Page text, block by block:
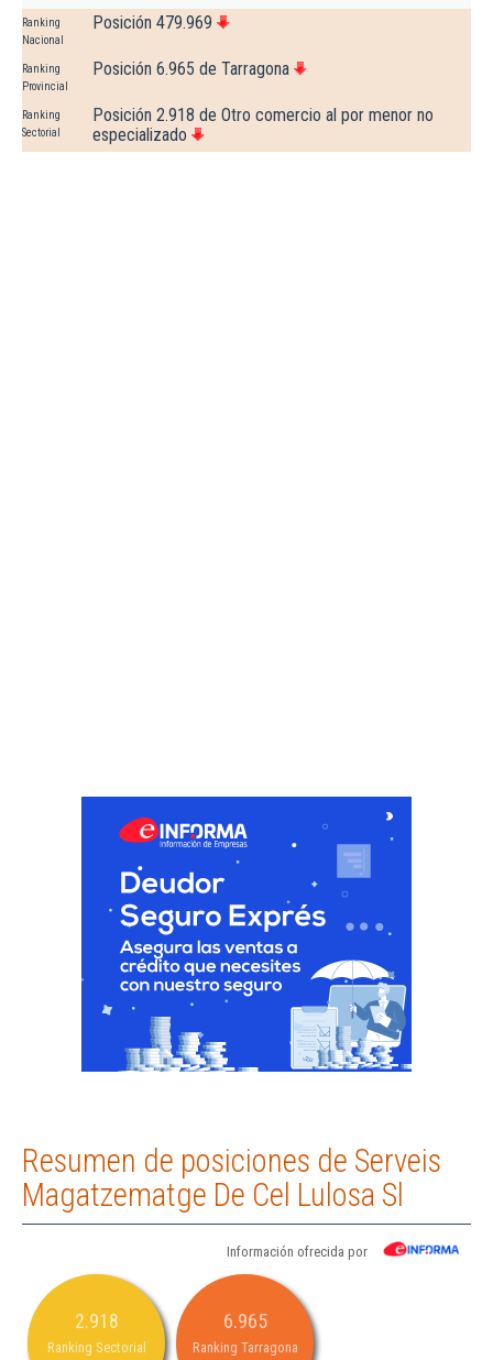
Ranking
Nacional
Posición 479.969
Ranking
Provincial
Posición 6.965 de Tarragona
Ranking
Sectorial
Posición 2.918 de Otro comercio al por menor no
especializado
Resumen de posiciones de Serveis
Magatzematge De Cel Lulosa Sl
Información ofrecida por
2.918
Ranking Sectorial
6.965
Ranking Tarragona